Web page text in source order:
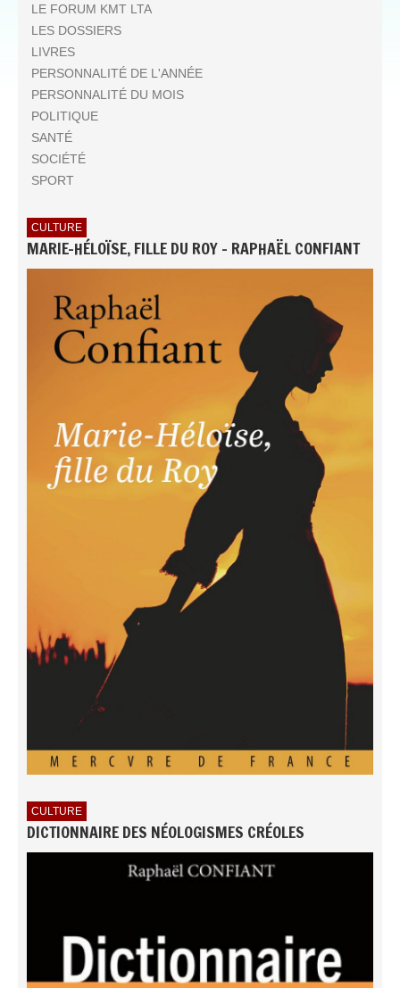
LE FORUM KMT LTA
LES DOSSIERS
LIVRES
PERSONNALITÉ DE L'ANNÉE
PERSONNALITÉ DU MOIS
POLITIQUE
SANTÉ
SOCIÉTÉ
SPORT
CULTURE
MARIE-HÉLOÏSE, FILLE DU ROY - RAPHAËL CONFIANT
CULTURE
DICTIONNAIRE DES NÉOLOGISMES CRÉOLES